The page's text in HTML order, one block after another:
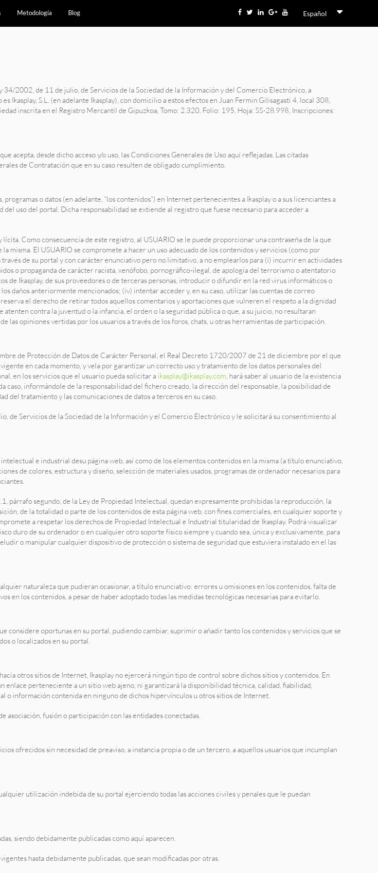
Metodología Blog Español
2002, de 11 de julio, de Servicios de la Sociedad de la Información y del Comercio Electrónico, a
Ikasplay, S.L. (en adelante Ikasplay), con domicilio a estos efectos en Juan Fermin Gilisagasti 4, local 308,
inscrita en el Registro Mercantil de Gipuzkoa, Tomo: 2.320, Folio: 195, Hoja: SS-28.998, Inscripciones:
acepta, desde dicho acceso y/o uso, las Condiciones Generales de Uso aquí reflejadas. Las citadas
de Contratación que en su caso resulten de obligado cumplimiento.
o datos (en adelante, “los contenidos”) en Internet pertenecientes a Ikasplay o a sus licenciantes a
uso del portal. Dicha responsabilidad se extiende al registro que fuese necesario para acceder a
Como consecuencia de este registro, al USUARIO se le puede proporcionar una contraseña de la que
misma. El USUARIO se compromete a hacer un uso adecuado de los contenidos y servicios (como por
de su portal y con carácter enunciativo pero no limitativo, a no emplearlos para (i) incurrir en actividades
o propaganda de carácter racista, xenófobo, pornográfico-ilegal, de apología del terrorismo o atentatorio
de Ikasplay, de sus proveedores o de terceras personas, introducir o difundir en la red virus informáticos o
daños anteriormente mencionados; (iv) intentar acceder y, en su caso, utilizar las cuentas de correo
el derecho de retirar todos aquellos comentarios y aportaciones que vulneren el respeto a la dignidad
contra la juventud o la infancia, el orden o la seguridad pública o que, a su juicio, no resultaran
las opiniones vertidas por los usuarios a través de los foros, chats, u otras herramientas de participación.
de Protección de Datos de Carácter Personal, el Real Decreto 1720/2007 de 21 de diciembre por el que
en cada momento, y vela por garantizar un correcto uso y tratamiento de los datos personales del
en los servicios que el usuario pueda solicitar a ikasplay@ikasplay.com, hará saber al usuario de la existencia
caso, informándole de la responsabilidad del fichero creado, la dirección del responsable, la posibilidad de
del tratamiento y las comunicaciones de datos a terceros en su caso.
de Servicios de la Sociedad de la Información y el Comercio Electrónico y le solicitará su consentimiento al
e industrial desu página web, así como de los elementos contenidos en la misma (a título enunciativo,
de colores, estructura y diseño, selección de materiales usados, programas de ordenador necesarios para
párrafo segundo, de la Ley de Propiedad Intelectual, quedan expresamente prohibidas la reproducción, la
de la totalidad o parte de los contenidos de esta página web, con fines comerciales, en cualquier soporte y
a respetar los derechos de Propiedad Intelectual e Industrial titularidad de Ikasplay. Podrá visualizar
duro de su ordenador o en cualquier otro soporte físico siempre y cuando sea, única y exclusivamente, para
o manipular cualquier dispositivo de protección o sistema de seguridad que estuviera instalado en el las
naturaleza que pudieran ocasionar, a título enunciativo: errores u omisiones en los contenidos, falta de
en los contenidos, a pesar de haber adoptado todas las medidas tecnológicas necesarias para evitarlo.
considere oportunas en su portal, pudiendo cambiar, suprimir o añadir tanto los contenidos y servicios que se
o localizados en su portal.
otros sitios de Internet, Ikasplay no ejercerá ningún tipo de control sobre dichos sitios y contenidos. En
enlace perteneciente a un sitio web ajeno, ni garantizará la disponibilidad técnica, calidad, fiabilidad,
información contenida en ninguno de dichos hipervínculos u otros sitios de Internet.
asociación, fusión o participación con las entidades conectadas.
ofrecidos sin necesidad de preaviso, a instancia propia o de un tercero, a aquellos usuarios que incumplan
utilización indebida de su portal ejerciendo todas las acciones civiles y penales que le puedan
siendo debidamente publicadas como aquí aparecen.
hasta debidamente publicadas, que sean modificadas por otras.